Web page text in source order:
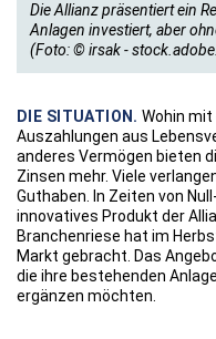
Die Allianz präsentiert ein
Anlagen investiert, aber
(Foto: © irsak -
DIE SITUATION. Wohin mit
Auszahlungen aus
anderes Vermögen bieten
Zinsen mehr. Viele
Guthaben. In Zeiten von
innovatives Produkt der
Branchenriese hat im
Markt gebracht. Das
die ihre bestehenden
ergänzen möchten.